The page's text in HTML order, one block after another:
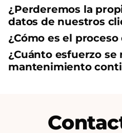
¿Perderemos la
datos de nuestros
¿Cómo es el
¿Cuánto esfuerzo se
mantenimiento